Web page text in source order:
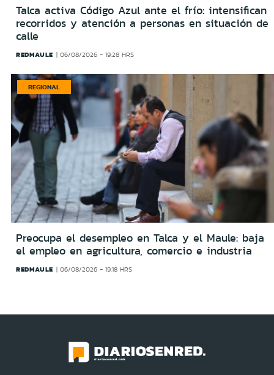
Talca activa Código Azul ante el frío: intensifican
recorridos y atención a personas en situación de
calle
REDMAULE 06/08/2026 - 19:28 HRS
REGIONAL
Preocupa el desempleo en Talca y el Maule: baja
el empleo en agricultura, comercio e industria
REDMAULE 06/08/2026 - 19:18 HRS